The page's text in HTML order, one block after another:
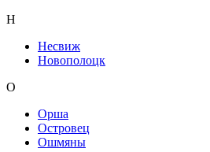
Н
Несвиж
Новополоцк
О
Орша
Островец
Ошмяны